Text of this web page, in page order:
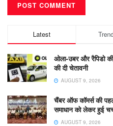
Latest
ओला-उबर और रैपिडो
की दी चेतावनी
AUGUST 9, 2026
चैंबर ऑफ कॉमर्स की
समाधान को लेकर हुई
AUGUST 9, 2026